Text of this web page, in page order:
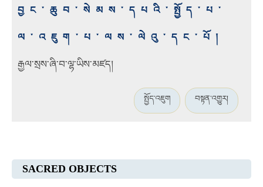
བྱང་ཆུབ་སེམས་དཔའི་སྤྱོད་པ་
ལ་འཇུག་པ་ལས་ལེའུ་དང་པོ།
རྒྱལ་སྲས་ཞི་བ་ལྷ་ཡིས་མཛད།
སྤྱོད་འཇུག བསྟན་འགྱུར།
SACRED OBJECTS